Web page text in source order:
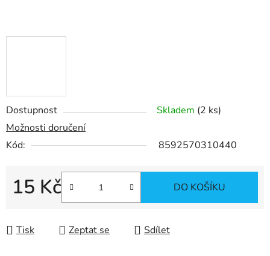
Dostupnost Skladem (2 ks)
Možnosti doručení
Kód:
8592570310440
15 Kč
Měrná cena:
DO KOŠÍKU
Tisk Zeptat se Sdílet